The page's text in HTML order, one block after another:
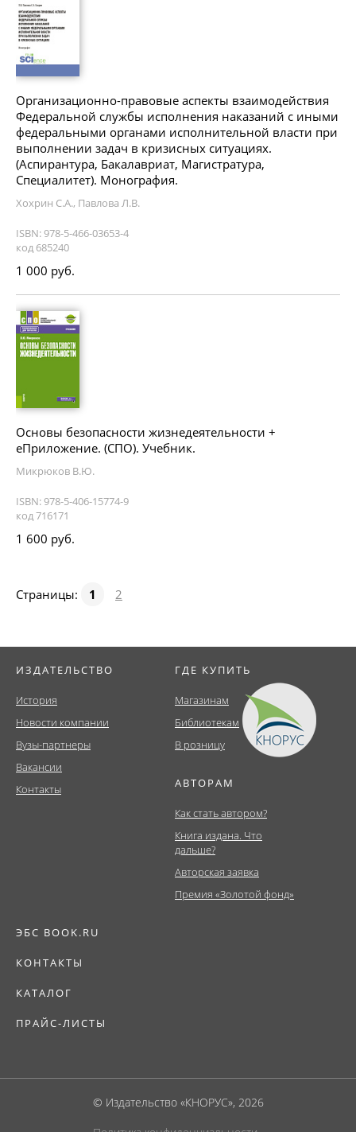
Организационно-правовые аспекты взаимодействия
Федеральной службы исполнения наказаний с иными
федеральными органами исполнительной власти при
выполнении задач в кризисных ситуациях.
(Аспирантура, Бакалавриат, Магистратура,
Специалитет). Монография.
Хохрин С.А., Павлова Л.В.
ISBN: 978-5-466-03653-4
код 685240
1 000 руб.
Основы безопасности жизнедеятельности +
еПриложение. (СПО). Учебник.
Микрюков В.Ю.
ISBN: 978-5-406-15774-9
код 716171
1 600 руб.
Страницы: 1 2
ИЗДАТЕЛЬСТВО
История
Новости компании
Вузы-партнеры
Вакансии
Контакты
ГДЕ КУПИТЬ
Магазинам
Библиотекам
В розницу
АВТОРАМ
Как стать автором?
Книга издана. Что
дальше?
Авторская заявка
Премия «Золотой фонд»
ЭБС BOOK.RU
КОНТАКТЫ
КАТАЛОГ
ПРАЙС-ЛИСТЫ
© Издательство «КНОРУС», 2026